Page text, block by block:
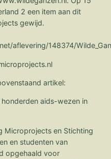
2 een item aan dit
gewijd.
aflevering/148374/
artikel:
aids-wezen in
Microprojects en Stichting
en studenten van
opgehaald voor